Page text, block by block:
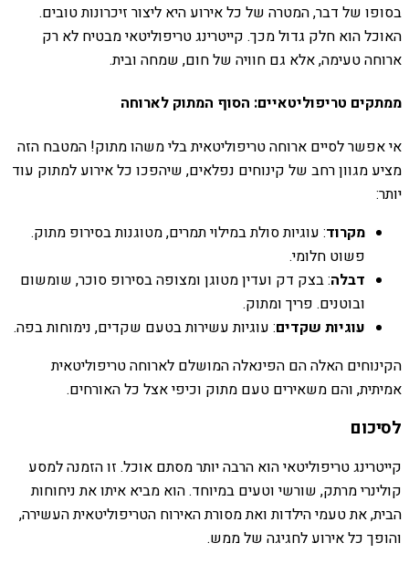
בסופו של דבר, המטרה של כל אירוע היא ליצור זיכרונות טובים.
האוכל הוא חלק גדול מכך. קייטרינג טריפוליטאי מבטיח לא רק
ארוחה טעימה, אלא גם חוויה של חום, שמחה ובית.
ממתקים טריפוליטאיים: הסוף המתוק לארוחה
אי אפשר לסיים ארוחה טריפוליטאית בלי משהו מתוק! המטבח הזה
מציע מגוון רחב של קינוחים נפלאים, שיהפכו כל אירוע למתוק עוד
יותר:
מקרוד: עוגיות סולת במילוי תמרים, מטוגנות בסירופ מתוק.
פשוט חלומי.
דבלה: בצק דק ועדין מטוגן ומצופה בסירופ סוכר, שומשום
ובוטנים. פריך ומתוק.
עוגיות שקדים: עוגיות עשירות בטעם שקדים, נימוחות בפה.
הקינוחים האלה הם הפינאלה המושלם לארוחה טריפוליטאית
אמיתית, והם משאירים טעם מתוק וכיפי אצל כל האורחים.
לסיכום
קייטרינג טריפוליטאי הוא הרבה יותר מסתם אוכל. זו הזמנה למסע
קולינרי מרתק, שורשי וטעים במיוחד. הוא מביא איתו את ניחוחות
הבית, את טעמי הילדות ואת מסורת האירוח הטריפוליטאית העשירה,
והופך כל אירוע לחגיגה של ממש.